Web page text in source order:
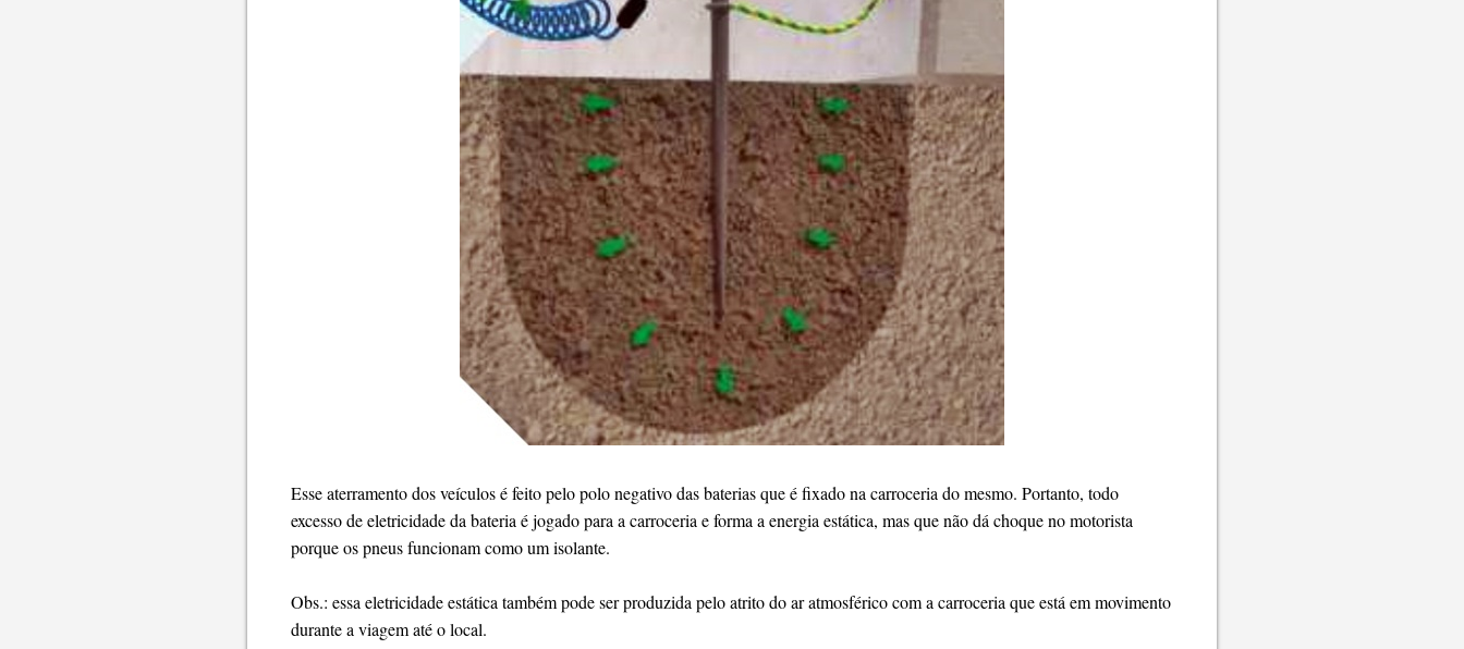
Esse aterramento dos veículos é feito pelo polo negativo das baterias que é fixado na carroceria do mesmo. Portanto, todo
excesso de eletricidade da bateria é jogado para a carroceria e forma a energia estática, mas que não dá choque no motorista
porque os pneus funcionam como um isolante.
Obs.: essa eletricidade estática também pode ser produzida pelo atrito do ar atmosférico com a carroceria que está em movimento
durante a viagem até o local.